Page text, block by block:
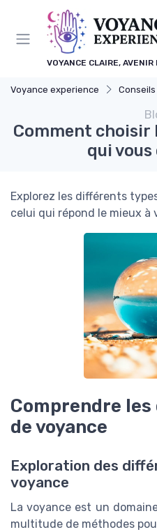
VOYANCE CLAIRE, AVENIR
Voyance experience
Comment choisir
qui
Explorez les différents
celui qui répond le mieux à
Comprendre
de voyance
Exploration des
voyance
La voyance est un
multitude de méthodes
Panneau de gestion des